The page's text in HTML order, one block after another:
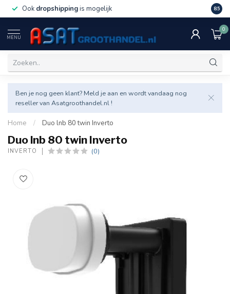
Ook dropshippingis mogelijk Veel
8.5
MENU
0
Ben je nog geen klant? Meld je aan en wordt vandaag nog
reseller van Asatgroothandel.nl !
Home / Duo lnb 80 twin Inverto
Duo lnb 80 twin Inverto
INVERTO (0)